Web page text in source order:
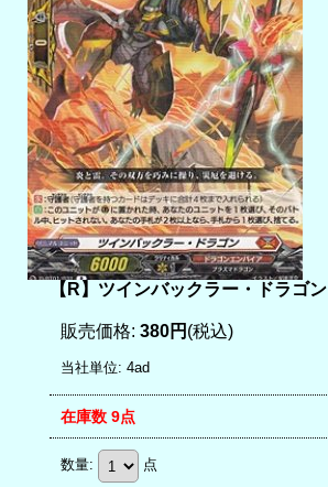
【R】ツインバックラー・ドラゴン
販売価格: 380円 (税込)
当社単位: 4ad
在庫数 9点
数量: 点